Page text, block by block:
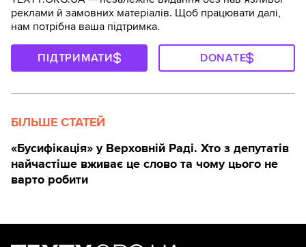
реклами й замовних матеріалів. Щоб працювати далі,
нам потрібна ваша підтримка.
ПІДТРИМАТИ DONATE
БІЛЬШЕ СТАТЕЙ
«Бусифікація» у Верховній Раді. Хто з депутатів
найчастіше вживає це слово та чому цього не
варто робити